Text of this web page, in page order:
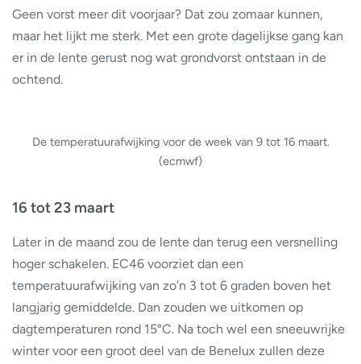
Geen vorst meer dit voorjaar? Dat zou zomaar kunnen,
maar het lijkt me sterk. Met een grote dagelijkse gang kan
er in de lente gerust nog wat grondvorst ontstaan in de
ochtend.
De temperatuurafwijking voor de week van 9 tot 16 maart.
(ecmwf)
16 tot 23 maart
Later in de maand zou de lente dan terug een versnelling
hoger schakelen. EC46 voorziet dan een
temperatuurafwijking van zo’n 3 tot 6 graden boven het
langjarig gemiddelde. Dan zouden we uitkomen op
dagtemperaturen rond 15°C. Na toch wel een sneeuwrijke
winter voor een groot deel van de Benelux zullen deze